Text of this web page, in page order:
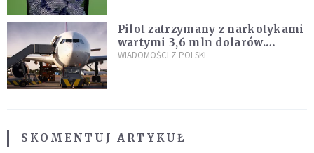
Pilot zatrzymany z narkotykami
wartymi 3,6 mln dolarów.
Śledczy podejrzewają, że latał
WIADOMOŚCI Z POLSKI
SKOMENTUJ ARTYKUŁ